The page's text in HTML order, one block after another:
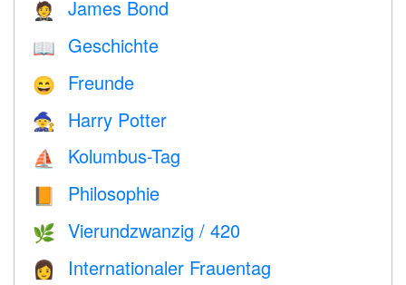
🤵 James Bond
📖 Geschichte
😄 Freunde
🧙 Harry Potter
⛵️ Kolumbus-Tag
📙 Philosophie
🌿 Vierundzwanzig / 420
👩 Internationaler Frauentag